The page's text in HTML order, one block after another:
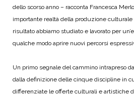
dello scorso anno – racconta Francesca
importante realtà della produzione
risultato abbiamo studiato e lavorato per
qualche modo aprire nuovi percorsi
Un primo segnale del cammino intrapreso
dalla definizione delle cinque discipline in
differenziate le offerte culturali e artistiche